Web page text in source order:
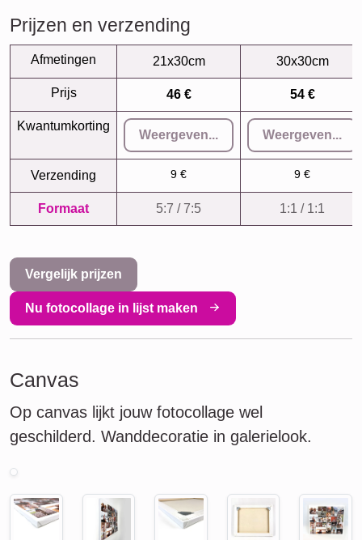
Prijzen en verzending
Afmetingen 21x30cm 30x30cm
Prijs 46 € 54 €
Kwantumkorting
Weergeven... Weergeven...
Verzending 9 € 9 €
Formaat 5:7 / 7:5 1:1 / 1:1
Vergelijk prijzen
Nu fotocollage in lijst maken
Canvas
Op canvas lijkt jouw fotocollage wel
geschilderd. Wanddecoratie in galerielook.